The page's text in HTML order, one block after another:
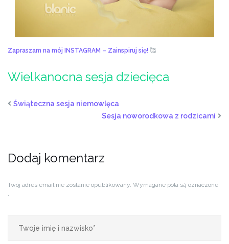
Zapraszam na mój INSTAGRAM – Zainspiruj się! 🥰
Wielkanocna sesja dziecięca
Świąteczna sesja niemowlęca
Sesja noworodkowa z rodzicami
Dodaj komentarz
Twój adres email nie zostanie opublikowany. Wymagane pola są oznaczone
*